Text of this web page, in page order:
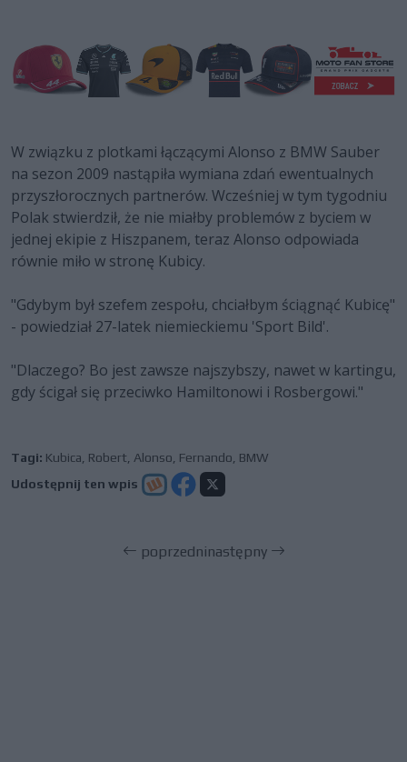
W związku z plotkami łączącymi Alonso z BMW Sauber
na sezon 2009 nastąpiła wymiana zdań ewentualnych
przyszłorocznych partnerów. Wcześniej w tym tygodniu
Polak stwierdził, że nie miałby problemów z byciem w
jednej ekipie z Hiszpanem, teraz Alonso odpowiada
równie miło w stronę Kubicy.
"Gdybym był szefem zespołu, chciałbym ściągnąć Kubicę"
- powiedział 27-latek niemieckiemu 'Sport Bild'.
"Dlaczego? Bo jest zawsze najszybszy, nawet w kartingu,
gdy ścigał się przeciwko Hamiltonowi i Rosbergowi."
Tagi: Kubica Robert Alonso Fernando BMW
Udostępnij ten wpis
poprzedninastępny